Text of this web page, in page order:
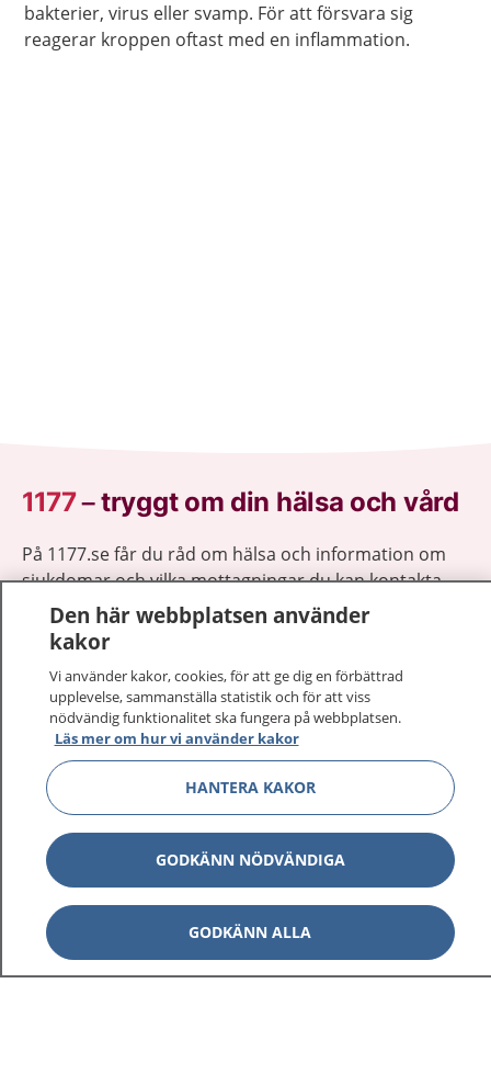
bakterier, virus eller svamp. För att försvara sig
reagerar kroppen oftast med en inflammation.
1177–tryggt om din hälsa och vård
På 1177.se får du råd om hälsa och information om
sjukdomar och vilka mottagningar du kan kontakta.
Logga in för att läsa din journal och göra dina
vårdärenden. Ring telefonnummer 1177 för
1177 ger dig råd när du vill må bättre.
1177 på flera språk
Om 1177 Visa
Kontakt Visa
Den här webbplatsen använder
kakor
Vi använder kakor, cookies, för att ge dig en förbättrad
upplevelse, sammanställa statistik och för att viss
nödvändig funktionalitet ska fungera på webbplatsen.
Läs mer om hur vi använder kakor
HANTERA KAKOR
GODKÄNN NÖDVÄNDIGA
GODKÄNN ALLA